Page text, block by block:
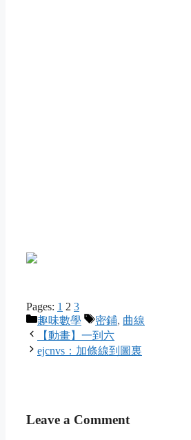
Pages: 1 2 3
Categories
趣味數學 Tags
密鋪, 曲線
【動畫】一到六
ejcnvs：加條線到圖裏
Leave a Comment